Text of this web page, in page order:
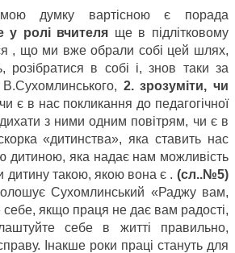
думку вартісною є порада
у ролі вчителя ще в підлітковому
, що ми вже обрали собі цей шлях,
розібратися в собі і, знов таки за
2. зрозуміти, чи
є в нас покликання до педагогічної
з ними одним повітрям, чи є в
«дитинства», яка ставить нас
дитиною, яка надає нам можливість
дитину такою, якою вона є . (сл..№5)
Сухомлинський «Раджу вам,
якщо праця не дає вам радості,
себе в житті правильно,
Інакше роки праці стануть для